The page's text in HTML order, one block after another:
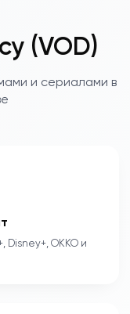
(VOD)
и сериалами в
Disney+, OKKO и